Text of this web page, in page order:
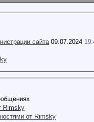
сайта 09.07.2024
Rimsky
от Rimsky